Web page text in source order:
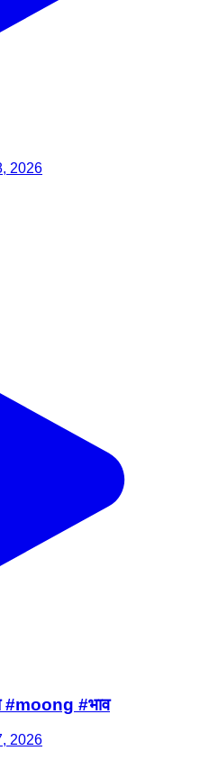
2026
#moong #भाव
2026